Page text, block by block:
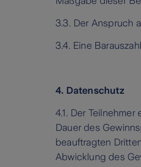
3.3. Der Anspruch
3.4. Eine
4. Datenschutz
4.1. Der
Dauer des
beauftragten
Abwicklung des